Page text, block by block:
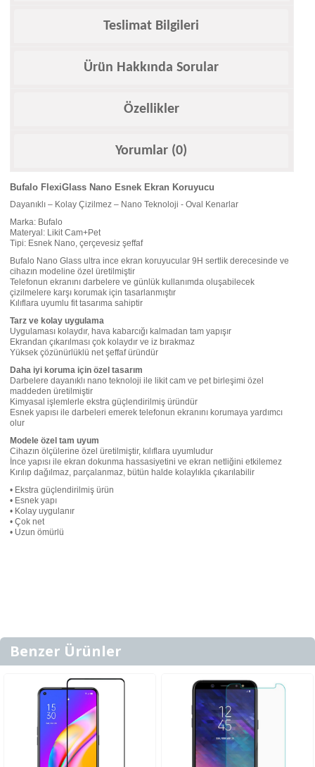
Teslimat Bilgileri
Ürün Hakkında Sorular
Özellikler
Yorumlar (0)
Bufalo FlexiGlass Nano Esnek Ekran Koruyucu
Dayanıklı – Kolay Çizilmez – Nano Teknoloji - Oval Kenarlar
Marka: Bufalo
Materyal: Likit Cam+Pet
Tipi: Esnek Nano, çerçevesiz şeffaf
Bufalo Nano Glass ultra ince ekran koruyucular 9H sertlik derecesinde ve
cihazın modeline özel üretilmiştir
Telefonun ekranını darbelere ve günlük kullanımda oluşabilecek
çizilmelere karşı korumak için tasarlanmıştır
Kılıflara uyumlu fit tasarıma sahiptir
Tarz ve kolay uygulama
Uygulaması kolaydır, hava kabarcığı kalmadan tam yapışır
Ekrandan çıkarılması çok kolaydır ve iz bırakmaz
Yüksek çözünürlüklü net şeffaf üründür
Daha iyi koruma için özel tasarım
Darbelere dayanıklı nano teknoloji ile likit cam ve pet birleşimi özel
maddeden üretilmiştir
Kimyasal işlemlerle ekstra güçlendirilmiş üründür
Esnek yapısı ile darbeleri emerek telefonun ekranını korumaya yardımcı
olur
Modele özel tam uyum
Cihazın ölçülerine özel üretilmiştir, kılıflara uyumludur
İnce yapısı ile ekran dokunma hassasiyetini ve ekran netliğini etkilemez
Kırılıp dağılmaz, parçalanmaz, bütün halde kolaylıkla çıkarılabilir
• Ekstra güçlendirilmiş ürün
• Esnek yapı
• Kolay uygulanır
• Çok net
• Uzun ömürlü
Benzer Ürünler